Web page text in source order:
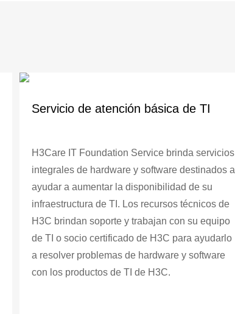
Servicio de atención básica de TI
H3Care IT Foundation Service brinda servicios
integrales de hardware y software destinados a
ayudar a aumentar la disponibilidad de su
infraestructura de TI. Los recursos técnicos de
H3C brindan soporte y trabajan con su equipo
de TI o socio certificado de H3C para ayudarlo
a resolver problemas de hardware y software
con los productos de TI de H3C.